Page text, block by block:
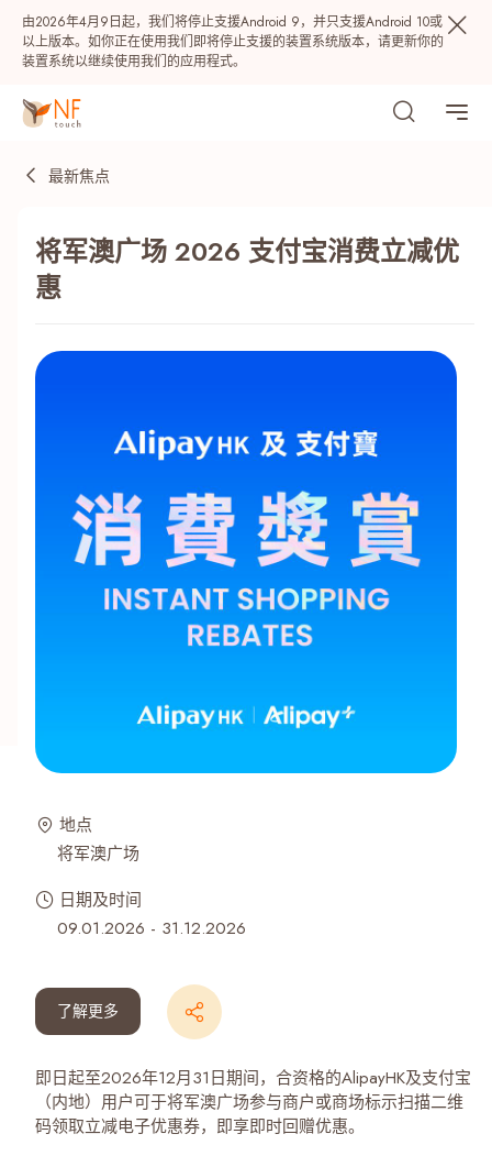
由2026年4月9日起，我们将停止支援Android 9，并只支援Android 10或
以上版本。如你正在使用我们即将停止支援的装置系统版本，请更新你的
装置系统以继续使用我们的应用程式。
最新焦点
将军澳广场 2026 支付宝消费立减优
惠
地点
将军澳广场
日期及时间
09.01.2026 - 31.12.2026
了解更多
即日起至2026年12月31日期间，合资格的AlipayHK及支付宝
（内地）用户可于将军澳广场参与商户或商场标示扫描二维
码领取立减电子优惠券，即享即时回赠优惠。